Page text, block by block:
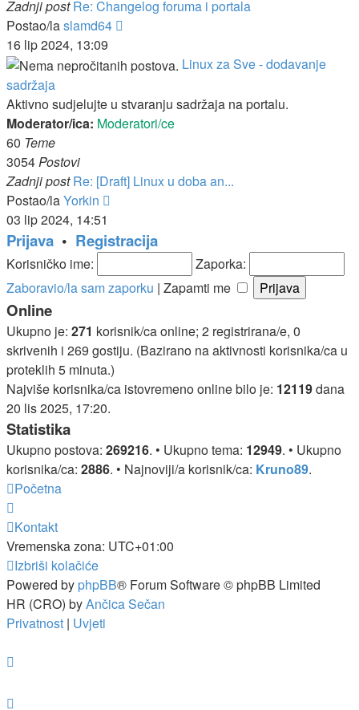
Zadnji post Re: Changelog foruma i portala
Postao/laslamd64
16 lip 2024, 13:09
Linux za Sve - dodavanje
sadržaja
Aktivno sudjelujte u stvaranju sadržaja na portalu.
Moderator/ica: Moderatori/ce
60 Teme
3054Postovi
Zadnji post Re: [Draft] Linux u doba an...
Postao/laYorkin
03 lip 2024, 14:51
Prijava • Registracija
Korisničko ime:
Zaporka:
Zaboravio/la sam zaporku | Zapamti me
Online
Ukupno je: 271 korisnik/ca online; 2 registrirana/e, 0
skrivenih i 269 gostiju. (Bazirano na aktivnosti korisnika/ca u
proteklih 5 minuta.)
Najviše korisnika/ca istovremeno online bilo je: 12119dana
20 lis 2025, 17:20.
Statistika
Ukupno postova: 269216. • Ukupno tema: 12949. • Ukupno
korisnika/ca: 2886. • Najnoviji/a korisnik/ca: Kruno89.
Početna
Kontakt
Vremenska zona: UTC+01:00
Izbriši kolačiće
Powered by phpBB® Forum Software © phpBB Limited
HR (CRO) byAnčica Sečan
Privatnost | Uvjeti